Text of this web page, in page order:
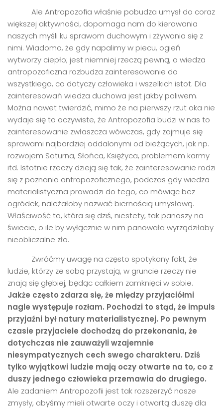
Ale Antropozofia właśnie pobudza umysł do coraz
większej aktywności, dopomaga nam do kierowania
naszych myśli ku sprawom duchowym i zżywania się z
nimi. Wiadomo, że gdy napalimy w piecu, ogień
wytworzy ciepło; jest niemniej rzeczą pewną, a wiedza
antropozoficzna rozbudza zainteresowanie do
wszystkiego, co dotyczy człowieka i wszelkich istot. Dla
zainteresowań wiedza duchowa jest jakby paliwem.
Można nawet twierdzić, mimo że na pierwszy rzut oka nie
wydaje się to oczywiste, że Antropozofia budzi w nas to
zainteresowanie zwłaszcza wówczas, gdy zajmuje się
sprawami najbardziej oddalonymi od bieżących, jak np.
rozwojem Saturna, Słońca, Księżyca, problemem karmy
itd. Istotnie rzeczy dzieją się tak, że zainteresowanie rodzi
się z poznania antropozoficznego, podczas gdy wiedza
materialistyczna prowadzi do tego, co mówiąc bez
ogródek, należałoby nazwać biernością umysłową.
Właściwość ta, która się dziś, niestety, tak panoszy na
świecie, o ile by wyłącznie w nim panowała wyrządziłaby
nieobliczalne zło.
Zwróćmy uwagę na często spotykany fakt, że
ludzie, którzy ze sobą przystają, w gruncie rzeczy nie
znają się głębiej, będąc całkiem zamknięci w sobie.
Jakże często zdarza się, że między przyjaciółmi
nagle występuje rozłam. Pochodzi to stąd, że impuls
przyjaźni był natury materialistycznej. Po pewnym
czasie przyjaciele dochodzą do przekonania, że
dotychczas nie zauważyli wzajemnie
niesympatycznych cech swego charakteru. Dziś
tylko wyjątkowi ludzie mają oczy otwarte na to, co z
duszy jednego człowieka przemawia do drugiego.
Ale zadaniem Antropozofii jest tak rozszerzyć nasze
zmysły, abyśmy mieli otwarte oczy i otwartą duszę dla